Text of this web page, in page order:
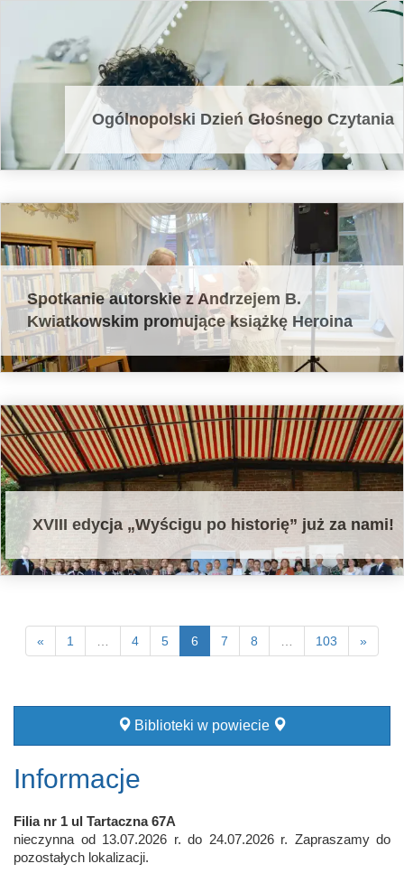
Ogólnopolski Dzień Głośnego Czytania
Spotkanie autorskie z Andrzejem B.
Kwiatkowskim promujące książkę Heroina
XVIII edycja „Wyścigu po historię” już za nami!
« 1 4 5 6 7 8 103 »
Biblioteki w powiecie
Informacje
Filia nr 1 ul Tartaczna 67A
nieczynna od 13.07.2026 r. do 24.07.2026 r. Zapraszamy do
pozostałych lokalizacji.